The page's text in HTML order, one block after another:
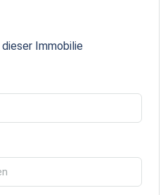
dieser Immobilie